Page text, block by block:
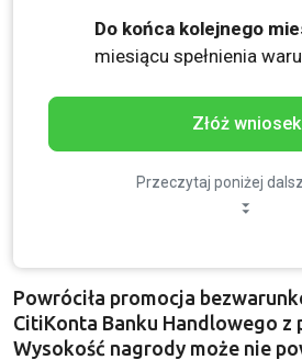
Do końca kolejnego
miesiącu spełnienia
Złóż wniosek
Przeczytaj poniżej
Powróciła promocja
CitiKonta Banku Handlowego z
Wysokość nagrody może nie